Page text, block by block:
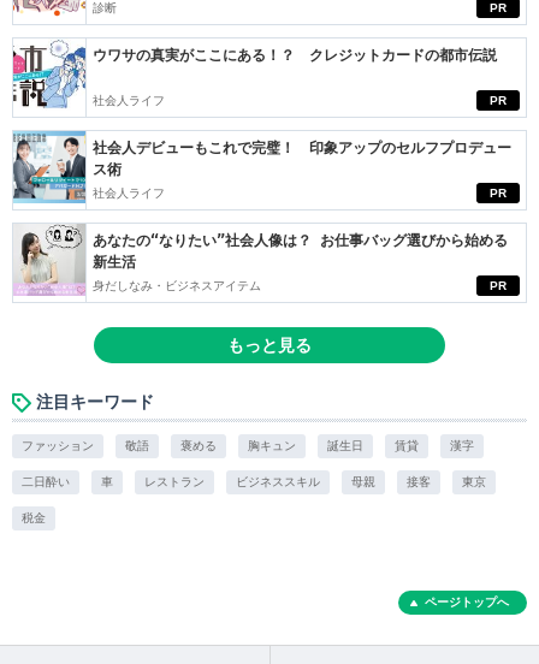
PR
診断
PR
ウワサの真実がここにある！？ クレジットカードの都市伝説
社会人ライフ
PR
社会人デビューもこれで完璧！ 印象アップのセルフプロデュー
ス術
社会人ライフ
PR
あなたの“なりたい”社会人像は？ お仕事バッグ選びから始める
新生活
身だしなみ・ビジネスアイテム
もっと見る
注目キーワード
ファッション 敬語 褒める 胸キュン 誕生日 賃貸 漢字
二日酔い 車 レストラン ビジネススキル 母親 接客 東京
税金
ページトップへ